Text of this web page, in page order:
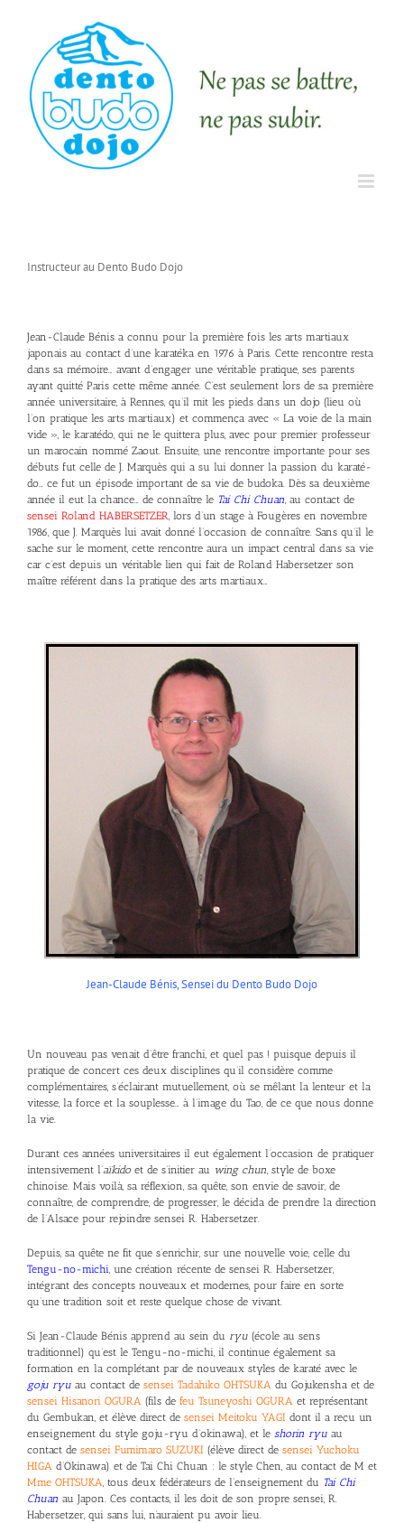
Instructeur au Dento Budo Dojo
Jean-Claude Bénis a connu pour la première fois les arts martiaux
japonais au contact d’une karatéka en 1976 à Paris. Cette rencontre resta
dans sa mémoire… avant d’engager une véritable pratique, ses parents
ayant quitté Paris cette même année. C’est seulement lors de sa première
année universitaire, à Rennes, qu’il mit les pieds dans un dojo (lieu où
l’on pratique les arts martiaux) et commença avec « La voie de la main
vide », le karatédo, qui ne le quittera plus, avec pour premier professeur
un marocain nommé Zaout. Ensuite, une rencontre importante pour ses
débuts fut celle de J. Marquès qui a su lui donner la passion du karaté-
do… ce fut un épisode important de sa vie de budoka. Dès sa deuxième
année il eut la chance… de connaître le Tai Chi Chuan, au contact de
sensei Roland HABERSETZER, lors d’un stage à Fougères en novembre
1986, que J. Marquès lui avait donné l’occasion de connaître. Sans qu’il le
sache sur le moment, cette rencontre aura un impact central dans sa vie
car c’est depuis un véritable lien qui fait de Roland Habersetzer son
maître référent dans la pratique des arts martiaux…
Jean-Claude Bénis, Sensei du Dento Budo Dojo
Un nouveau pas venait d’être franchi, et quel pas ! puisque depuis il
pratique de concert ces deux disciplines qu’il considère comme
complémentaires, s’éclairant mutuellement, où se mêlant la lenteur et la
vitesse, la force et la souplesse… à l’image du Tao, de ce que nous donne
la vie.
Durant ces années universitaires il eut également l’occasion de pratiquer
intensivement l’aïkido et de s’initier au wing chun, style de boxe
chinoise. Mais voilà, sa réflexion, sa quête, son envie de savoir, de
connaître, de comprendre, de progresser, le décida de prendre la direction
de l’Alsace pour rejoindre sensei R. Habersetzer.
Depuis, sa quête ne fit que s’enrichir, sur une nouvelle voie, celle du
Tengu-no-michi, une création récente de sensei R. Habersetzer,
intégrant des concepts nouveaux et modernes, pour faire en sorte
qu’une tradition soit et reste quelque chose de vivant.
Si Jean-Claude Bénis apprend au sein du ryu (école au sens
traditionnel) qu’est le Tengu-no-michi, il continue également sa
formation en la complétant par de nouveaux styles de karaté avec le
goju ryu au contact de sensei Tadahiko OHTSUKA du Gojukensha et de
sensei Hisanori OGURA (fils de feu Tsuneyoshi OGURA et représentant
du Gembukan, et élève direct de sensei Meitoku YAGI dont il a reçu un
enseignement du style goju-ryu d’okinawa), et le shorin ryu au
contact de sensei Fumimaro SUZUKI (élève direct de sensei Yuchoku
HIGA d’Okinawa) et de Tai Chi Chuan : le style Chen, au contact de M et
Mme OHTSUKA, tous deux fédérateurs de l’enseignement du Tai Chi
Chuan au Japon. Ces contacts, il les doit de son propre sensei, R.
Habersetzer, qui sans lui, n’auraient pu avoir lieu.